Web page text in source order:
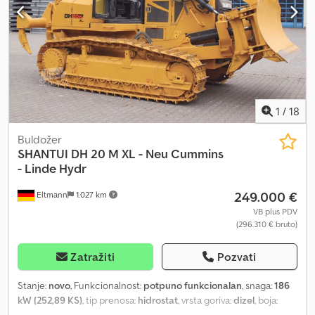
koristi za detaljniju pretragu na internetu. 💡 Zašto ova mašina i
naš servis izdvajaju se: Dcodpfx Ajzf Ifcebpjk ✔ Temeljna inspekcija
od strane profesionalaca ✔ Dostava na gradilište dostupna ✔
Garancija povraćaja novca ✔ Sigurne i fleksibilne opcije plaćanja
🔄 Razmatrate i drugu opremu? Nudimo korisne alate i resurse za
sve vlasnike i operatere opreme – lako dostupno na našoj
platformi.
1 / 18
Eltmann 1.027 km
Buldožer
SHANTUI DH 20 M XL - Neu Cummins
- Linde Hydr
249.000 €
VB plus PDV
(296.310 € bruto)
Zatražiti Pozvati
Stanje: novo, Funkcionalnost: potpuno funkcionalan, snaga:186
kW (252,89 KS), tip prenosa: hidrostat, vrsta goriva:dizel, boja: